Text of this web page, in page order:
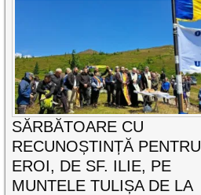
SĂRBĂTOARE CU
RECUNOȘTINȚĂ PENTRU
EROI, DE SF. ILIE, PE
MUNTELE TULIȘA DE LA